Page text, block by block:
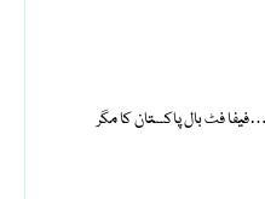
کا مگر….